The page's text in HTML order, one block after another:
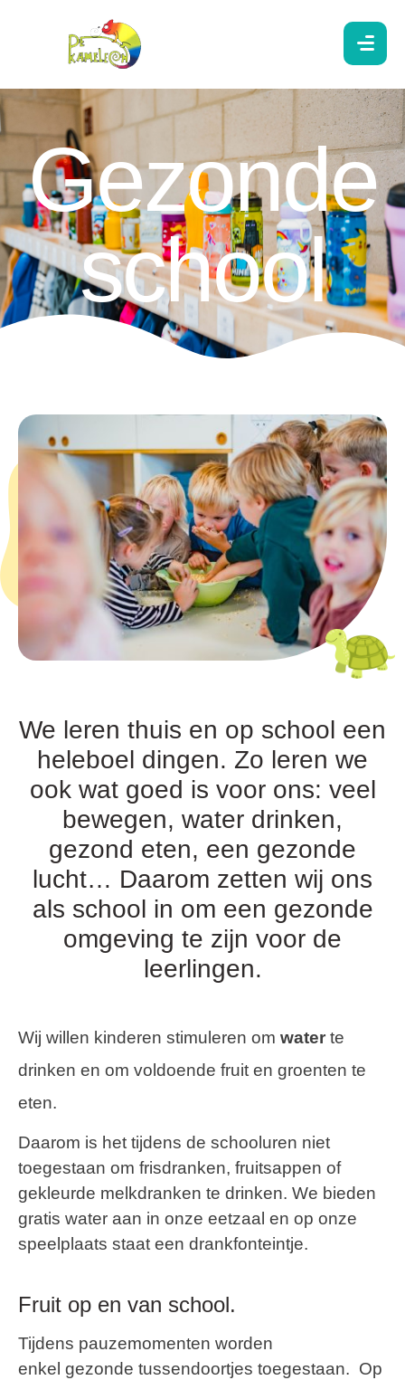
Gezonde
school
We leren thuis en op school een
heleboel dingen. Zo leren we
ook wat goed is voor ons: veel
bewegen, water drinken,
gezond eten, een gezonde
lucht… Daarom zetten wij ons
als school in om een gezonde
omgeving te zijn voor de
leerlingen.
Wij willen kinderen stimuleren om water te
drinken en om voldoende fruit en groenten te
eten.
Daarom is het tijdens de schooluren niet
toegestaan om frisdranken, fruitsappen of
gekleurde melkdranken te drinken. We bieden
gratis water aan in onze eetzaal en op onze
speelplaats staat een drankfonteintje.
Fruit op en van school.
Tijdens pauzemomenten worden
enkel gezonde tussendoortjes toegestaan. Op